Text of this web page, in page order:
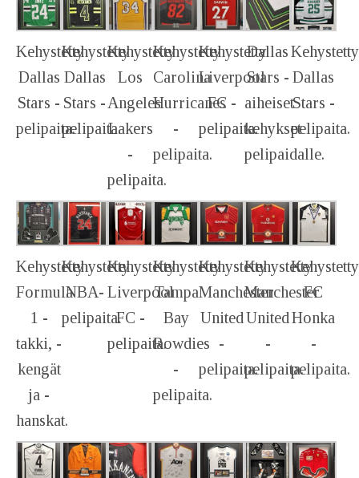
Kehystetty
Dallas
Stars -
pelipaita.
Kehystetty
Dallas
Stars -
pelipaita.
Kehystetty
Los
Angeles
Lakers
-
pelipaita.
Kehystetty
Carolina
Hurricanes
-
pelipaita.
Kehystetty
Liverpool
FC -
pelipaita.
Dallas
Stars -
aiheiset
kehykset
pelipaidalle.
Kehystetty
Dallas
Stars -
pelipaita.
Kehystetty
Formula
1 -
takki, -
kengät
ja -
hanskat.
Kehystetty
NBA-
pelipaita.
Kehystetty
Liverpool
FC -
pelipaita.
Kehystetty
Tampa
Bay
Rowdies
-
pelipaita.
Kehystetty
Manchester
United
-
pelipaita.
Kehystetty
Manchester
United
-
pelipaita.
Kehystetty
FC
Honka
-
pelipaita.